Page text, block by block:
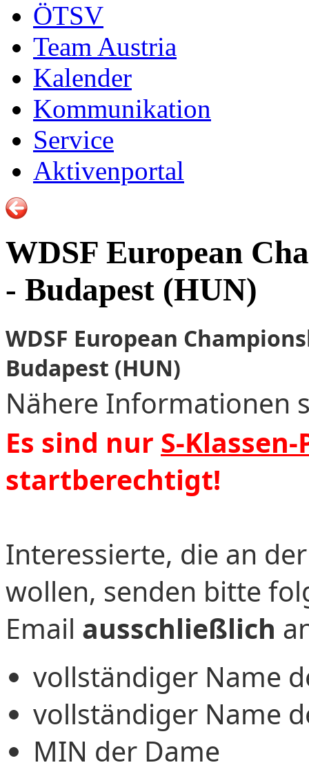
ÖTSV
Team Austria
Kalender
Kommunikation
Service
Aktivenportal
WDSF European
- Budapest (HUN)
WDSF European
Budapest (HUN)
Nähere Informationen
Es sind nur S-Klassen-
startberechtigt!
Interessierte, die an
wollen, senden bitte
Email ausschließlich
vollständiger Name
vollständiger Name
MIN der Dame